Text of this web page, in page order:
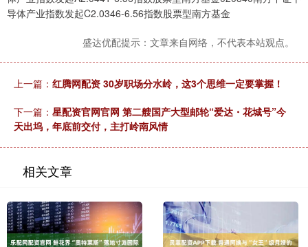
导体产业指数发起C2.0346-6.56指数股票型南方基金
盛达优配提示：文章来自网络，不代表本站观点。
上一篇： 红腾网配资 30岁职场分水岭，这3个思维一定要掌握！
下一篇： 星配资官网官网 第二艘国产大型邮轮“爱达・花城号”今
天出坞，年底前交付，主打岭南风情
相关文章